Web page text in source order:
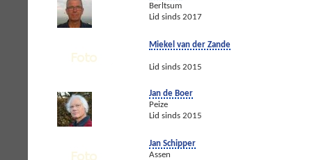
Berltsum
Lid sinds 2017
Miekel van der Zande
Lid sinds 2015
Jan de Boer
Peize
Lid sinds 2015
Jan Schipper
Assen